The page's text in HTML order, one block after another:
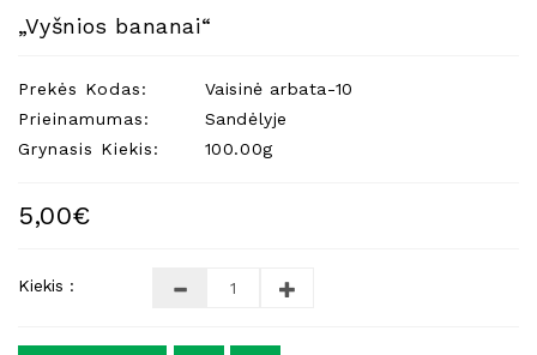
Aliejai
Higienos
Priemonės
Kūdikiams
Reikalai
„Vyšnios bananai“
Prekės Kodas:
Vaisinė arbata-10
Prieinamumas:
Sandėlyje
Grynasis Kiekis:
100.00g
5,00€
Kiekis :